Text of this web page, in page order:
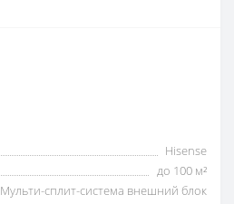
Hisense
до 100 м²
Мульти-сплит-система внешний блок